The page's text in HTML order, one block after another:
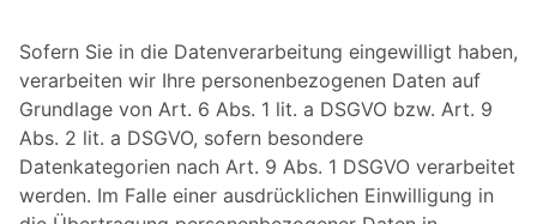
Sofern Sie in die Datenverarbeitung eingewilligt haben,
verarbeiten wir Ihre personenbezogenen Daten auf
Grundlage von Art. 6 Abs. 1 lit. a DSGVO bzw. Art. 9
Abs. 2 lit. a DSGVO, sofern besondere
Datenkategorien nach Art. 9 Abs. 1 DSGVO verarbeitet
werden. Im Falle einer ausdrücklichen Einwilligung in